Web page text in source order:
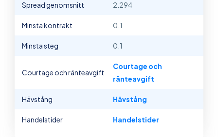
Spread genomsnitt 2.294
Minsta kontrakt 0.1
Minsta steg 0.1
Courtage och ränteavgift
Courtage och
ränteavgift
Hävstång Hävstång
Handelstider Handelstider